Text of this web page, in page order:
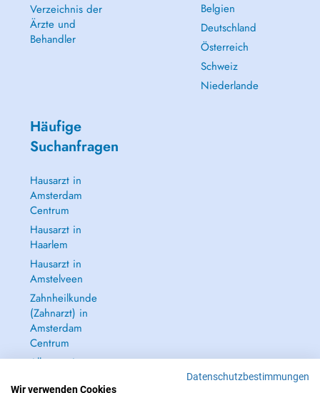
Verzeichnis der
Ärzte und
Behandler
Belgien
Deutschland
Österreich
Schweiz
Niederlande
Häufige
Suchanfragen
Hausarzt in
Amsterdam
Centrum
Hausarzt in
Haarlem
Hausarzt in
Amstelveen
Zahnheilkunde
(Zahnarzt) in
Amsterdam
Centrum
Alle anzeigen →
Datenschutzbestimmungen
Wir verwenden Cookies